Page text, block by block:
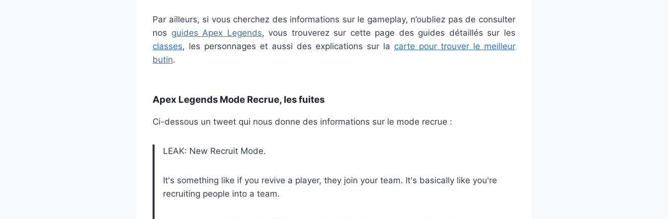
Par ailleurs, si vous cherchez des informations sur le gameplay, n’oubliez pas de consulter
nos guides Apex Legends, vous trouverez sur cette page des guides détaillés sur les
classes, les personnages et aussi des explications sur la carte pour trouver le meilleur
butin.
Apex Legends Mode Recrue, les fuites
Ci-dessous un tweet qui nous donne des informations sur le mode recrue :
LEAK: New Recruit Mode.
It's something like if you revive a player, they join your team. It's basically like you're
recruiting people into a team.